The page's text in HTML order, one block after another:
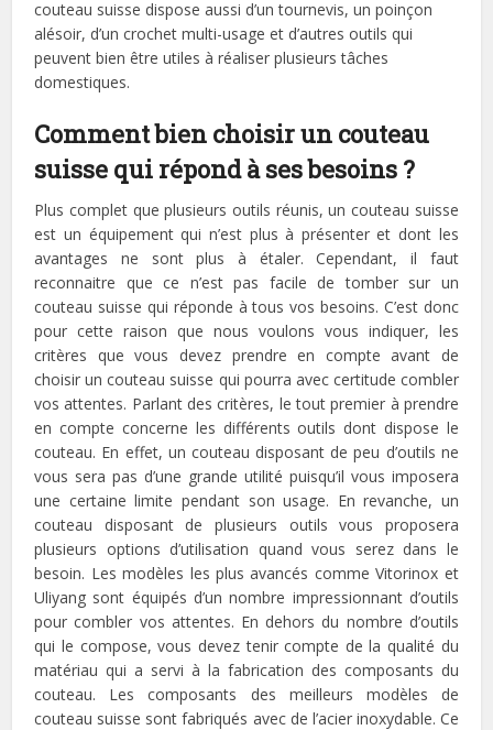
couteau suisse dispose aussi d’un tournevis, un poinçon
alésoir, d’un crochet multi-usage et d’autres outils qui
peuvent bien être utiles à réaliser plusieurs tâches
domestiques.
Comment bien choisir un couteau
suisse qui répond à ses besoins ?
Plus complet que plusieurs outils réunis, un couteau suisse
est un équipement qui n’est plus à présenter et dont les
avantages ne sont plus à étaler. Cependant, il faut
reconnaitre que ce n’est pas facile de tomber sur un
couteau suisse qui réponde à tous vos besoins. C’est donc
pour cette raison que nous voulons vous indiquer, les
critères que vous devez prendre en compte avant de
choisir un couteau suisse qui pourra avec certitude combler
vos attentes. Parlant des critères, le tout premier à prendre
en compte concerne les différents outils dont dispose le
couteau. En effet, un couteau disposant de peu d’outils ne
vous sera pas d’une grande utilité puisqu’il vous imposera
une certaine limite pendant son usage. En revanche, un
couteau disposant de plusieurs outils vous proposera
plusieurs options d’utilisation quand vous serez dans le
besoin. Les modèles les plus avancés comme Vitorinox et
Uliyang sont équipés d’un nombre impressionnant d’outils
pour combler vos attentes. En dehors du nombre d’outils
qui le compose, vous devez tenir compte de la qualité du
matériau qui a servi à la fabrication des composants du
couteau. Les composants des meilleurs modèles de
couteau suisse sont fabriqués avec de l’acier inoxydable. Ce